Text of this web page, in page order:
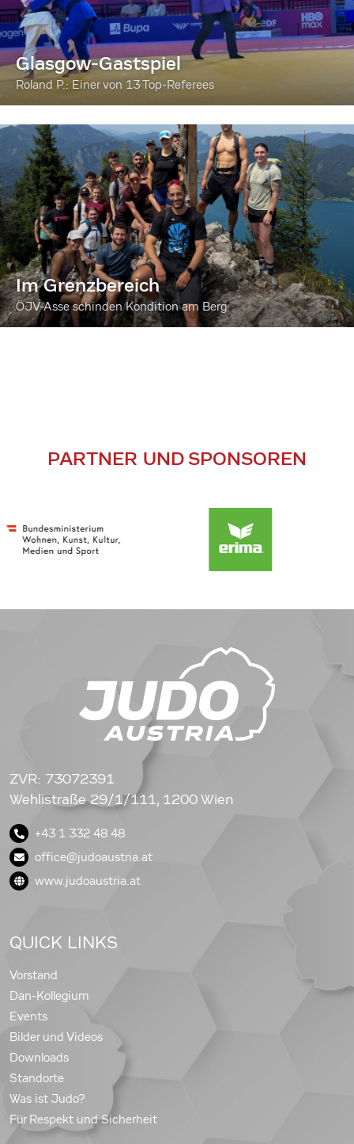
Glasgow-Gastspiel
Roland P.: Einer von 13 Top-Referees
Im Grenzbereich
ÖJV-Asse schinden Kondition am Berg
PARTNER UND SPONSOREN
ZVR: 73072391
Wehlistraße 29/1/111, 1200 Wien
+43 1 332 48 48
office@judoaustria.at
www.judoaustria.at
QUICK LINKS
Vorstand
Dan-Kollegium
Events
Bilder und Videos
Downloads
Standorte
Was ist Judo?
Für Respekt und Sicherheit